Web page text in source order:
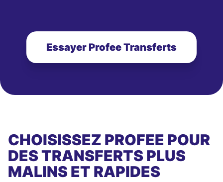
Essayer Profee Transferts
CHOISISSEZ PROFEE POUR
DES TRANSFERTS PLUS
MALINS ET RAPIDES